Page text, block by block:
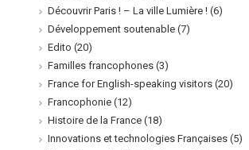
Découvrir Paris ! – La ville Lumière ! (6)
Développement soutenable (7)
Edito (20)
Familles francophones (3)
France for English-speaking visitors (20)
Francophonie (12)
Histoire de la France (18)
Innovations et technologies Françaises (5)